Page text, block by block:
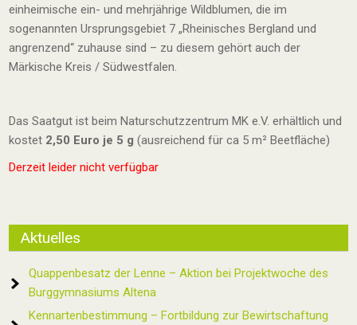
einheimische ein- und mehrjährige Wildblumen, die im
sogenannten Ursprungsgebiet 7 „Rheinisches Bergland und
angrenzend“ zuhause sind – zu diesem gehört auch der
Märkische Kreis / Südwestfalen.
Das Saatgut ist beim Naturschutzzentrum MK e.V. erhältlich und
kostet 2,50 Euro je 5 g (ausreichend für ca 5 m² Beetfläche)
Derzeit leider nicht verfügbar
Aktuelles
Quappenbesatz der Lenne – Aktion bei Projektwoche des
Burggymnasiums Altena
Kennartenbestimmung – Fortbildung zur Bewirtschaftung